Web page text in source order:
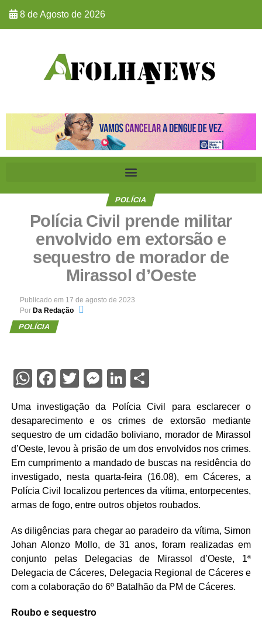
8 de Agosto de 2026
POLÍCIA
Polícia Civil prende militar
envolvido em extorsão e
sequestro de morador de
Mirassol d’Oeste
Publicado em 17 de agosto de 2023
Por Da Redação
POLÍCIA
WhatsApp
Facebook
Twitter
Messenger
LinkedIn
Share
Uma investigação da Polícia Civil para esclarecer o
desaparecimento e os crimes de extorsão mediante
sequestro de um cidadão boliviano, morador de Mirassol
d’Oeste, levou à prisão de um dos envolvidos nos crimes.
Em cumprimento a mandado de buscas na residência do
investigado, nesta quarta-feira (16.08), em Cáceres, a
Polícia Civil localizou pertences da vítima, entorpecentes,
armas de fogo, entre outros objetos roubados.
As diligências para chegar ao paradeiro da vítima, Simon
Johan Alonzo Mollo, de 31 anos, foram realizadas em
conjunto pelas Delegacias de Mirassol d’Oeste, 1ª
Delegacia de Cáceres, Delegacia Regional de Cáceres e
com a colaboração do 6º Batalhão da PM de Cáceres.
Roubo e sequestro